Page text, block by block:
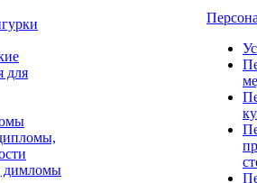
для
димломы